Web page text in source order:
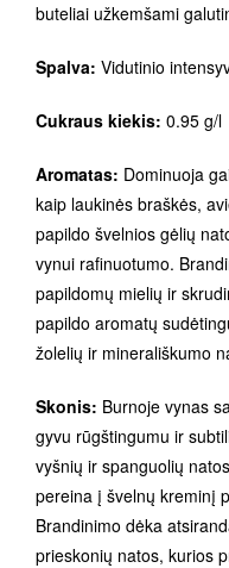
buteliai užkemšami
Spalva: Vidutinio
Cukraus kiekis: 0.95 g/l
Aromatas: Dominuoja
kaip laukinės braškės,
papildo švelnios gėlių
vynui rafinuotumo.
papildomų mielių ir
papildo aromatų
žolelių ir minerališkumo
Skonis: Burnoje vynas
gyvu rūgštingumu ir
vyšnių ir spanguolių
pereina į švelnų kreminį
Brandinimo dėka
prieskonių natos, kurios